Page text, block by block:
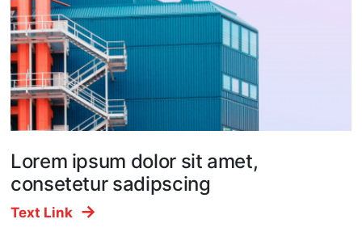
Lorem ipsum dolor sit amet,
consetetur sadipscing
Text Link